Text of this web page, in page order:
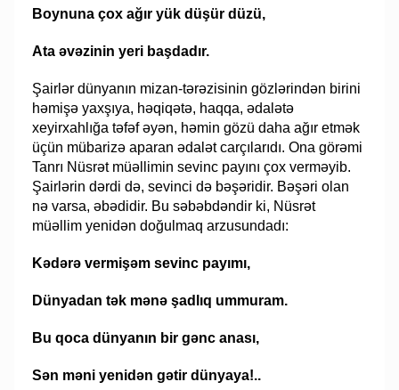
Boynuna çox ağır yük düşür düzü,
Ata əvəzinin yeri başdadır.
Şairlər dünyanın mizan-tərəzisinin gözlərindən birini
həmişə yaxşıya, həqiqətə, haqqa, ədalətə
xeyirxahlığa təfəf əyən, həmin gözü daha ağır etmək
üçün mübarizə aparan ədalət carçılarıdı. Ona görəmi
Tanrı Nüsrət müəllimin sevinc payını çox verməyib.
Şairlərin dərdi də, sevinci də bəşəridir. Bəşəri olan
nə varsa, əbədidir. Bu səbəbdəndir ki, Nüsrət
müəllim yenidən doğulmaq arzusundadı:
Kədərə vermişəm sevinc payımı,
Dünyadan tək mənə şadlıq ummuram.
Bu qoca dünyanın bir gənc anası,
Sən məni yenidən gətir dünyaya!..